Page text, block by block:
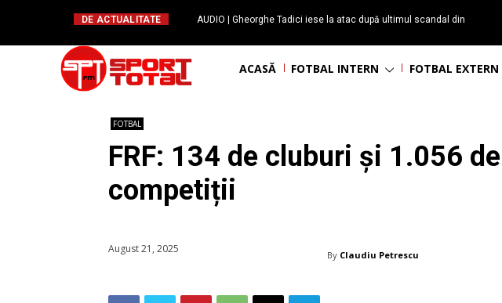
DE ACTUALITATE
AUDIO | Gheorghe Tadici iese la atac după ultimul scandal din
ACASĂ FOTBAL INTERN FOTBAL EXTERN
FOTBAL
FRF: 134 de cluburi și 1.056
competiții
August 21, 2025 By Claudiu Petrescu